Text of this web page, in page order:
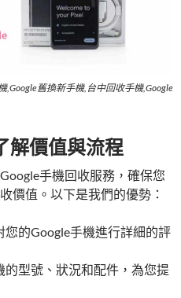
,Google舊換新手機,台中回收手機,Google
解價值與流程
手機回收服務，確保您
價值。以下是我們的優勢：
的Google手機進行詳細的評
型號、狀況和配件，為您提